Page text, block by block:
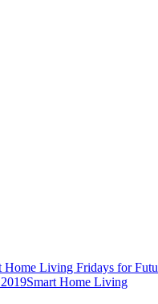
Home Living Fridays for
Smart Home Living